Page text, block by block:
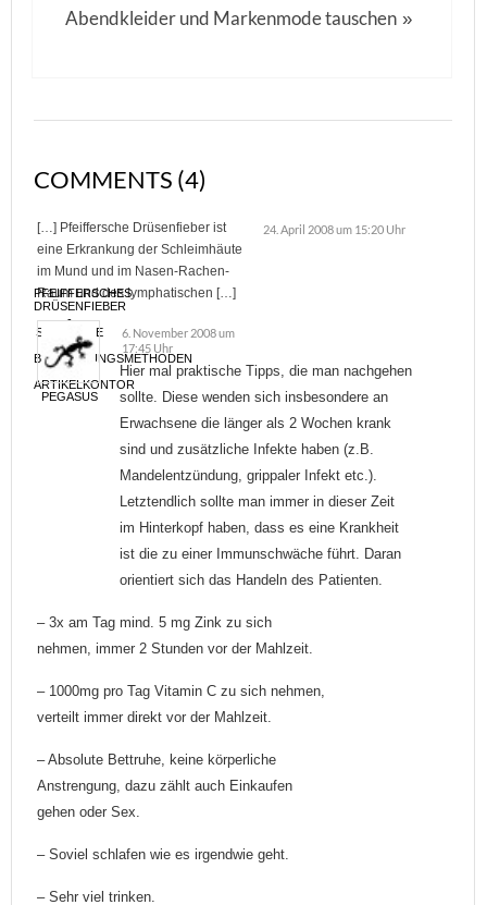
Abendkleider und Markenmode tauschen »
COMMENTS (4)
PFEIFFERSCHES
DRÜSENFIEBER
-
SYMPTOME
UND
BEHANDLUNGSMETHODEN
|
ARTIKELKONTOR
24. April 2008 um 15:20 Uhr
[…] Pfeiffersche Drüsenfieber ist
eine Erkrankung der Schleimhäute
im Mund und im Nasen-Rachen-
Raum und des lymphatischen […]
PEGASUS
6. November 2008 um
17:45 Uhr
Hier mal praktische Tipps, die man nachgehen
sollte. Diese wenden sich insbesondere an
Erwachsene die länger als 2 Wochen krank
sind und zusätzliche Infekte haben (z.B.
Mandelentzündung, grippaler Infekt etc.).
Letztendlich sollte man immer in dieser Zeit
im Hinterkopf haben, dass es eine Krankheit
ist die zu einer Immunschwäche führt. Daran
orientiert sich das Handeln des Patienten.
– 3x am Tag mind. 5 mg Zink zu sich
nehmen, immer 2 Stunden vor der Mahlzeit.
– 1000mg pro Tag Vitamin C zu sich nehmen,
verteilt immer direkt vor der Mahlzeit.
– Absolute Bettruhe, keine körperliche
Anstrengung, dazu zählt auch Einkaufen
gehen oder Sex.
– Soviel schlafen wie es irgendwie geht.
– Sehr viel trinken.